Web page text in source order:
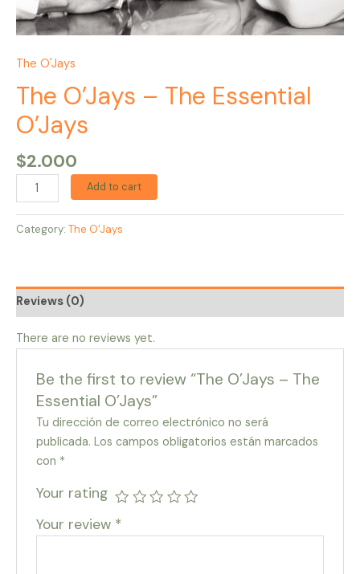
The O'Jays
The O’Jays – The Essential
O’Jays
$2.000
Add to cart
Category: The O'Jays
Reviews (0)
There are no reviews yet.
Be the first to review “The O’Jays – The
Essential O’Jays”
Tu dirección de correo electrónico no será
publicada. Los campos obligatorios están marcados
con *
Your rating
Your review *